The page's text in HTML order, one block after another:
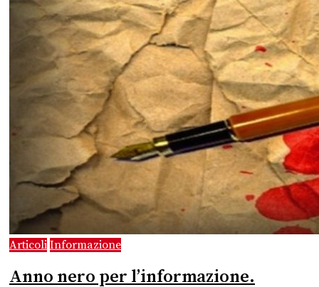
Articoli Informazione
Anno nero per l’informazione.